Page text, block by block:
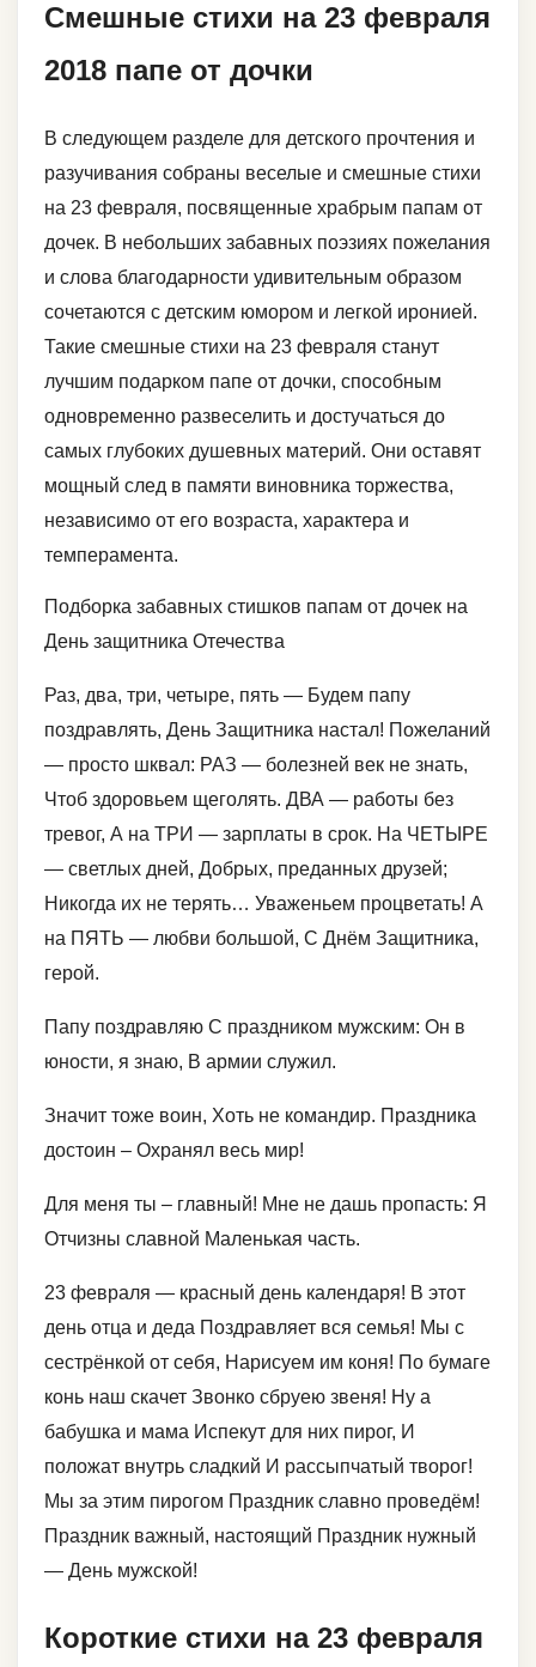
Смешные стихи на 23 февраля
2018 папе от дочки
В следующем разделе для детского прочтения и
разучивания собраны веселые и смешные стихи
на 23 февраля, посвященные храбрым папам от
дочек. В небольших забавных поэзиях пожелания
и слова благодарности удивительным образом
сочетаются с детским юмором и легкой иронией.
Такие смешные стихи на 23 февраля станут
лучшим подарком папе от дочки, способным
одновременно развеселить и достучаться до
самых глубоких душевных материй. Они оставят
мощный след в памяти виновника торжества,
независимо от его возраста, характера и
темперамента.
Подборка забавных стишков папам от дочек на
День защитника Отечества
Раз, два, три, четыре, пять — Будем папу
поздравлять, День Защитника настал! Пожеланий
— просто шквал: РАЗ — болезней век не знать,
Чтоб здоровьем щеголять. ДВА — работы без
тревог, А на ТРИ — зарплаты в срок. На ЧЕТЫРЕ
— светлых дней, Добрых, преданных друзей;
Никогда их не терять… Уваженьем процветать! А
на ПЯТЬ — любви большой, С Днём Защитника,
герой.
Папу поздравляю С праздником мужским: Он в
юности, я знаю, В армии служил.
Значит тоже воин, Хоть не командир. Праздника
достоин – Охранял весь мир!
Для меня ты – главный! Мне не дашь пропасть: Я
Отчизны славной Маленькая часть.
23 февраля — красный день календаря! В этот
день отца и деда Поздравляет вся семья! Мы с
сестрёнкой от себя, Нарисуем им коня! По бумаге
конь наш скачет Звонко сбруею звеня! Ну а
бабушка и мама Испекут для них пирог, И
положат внутрь сладкий И рассыпчатый творог!
Мы за этим пирогом Праздник славно проведём!
Праздник важный, настоящий Праздник нужный
— День мужской!
Короткие стихи на 23 февраля